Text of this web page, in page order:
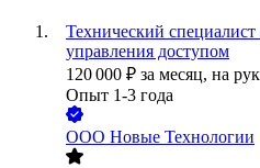
Технический специалист
управления доступом
120 000 ₽ за месяц, на
Опыт 1-3 года
ООО Новые Технологии